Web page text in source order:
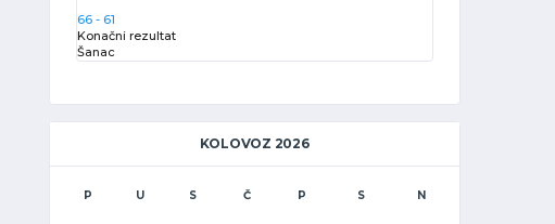
66 - 61
Konačni rezultat
Šanac
KOLOVOZ 2026
P U S Č P S N